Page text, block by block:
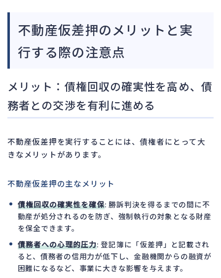
不動産仮差押のメリットと実
行する際の注意点
メリット：債権回収の確実性を高め、債
務者との交渉を有利に進める
不動産仮差押を実行することには、債権者にとって大
きなメリットがあります。
不動産仮差押の主なメリット
債権回収の確実性を確保: 勝訴判決を得るまでの間に不
動産が処分されるのを防ぎ、強制執行の対象となる財産
を保全できます。
債務者への心理的圧力: 登記簿に「仮差押」と記載され
ると、債務者の信用力が低下し、金融機関からの融資が
困難になるなど、事業に大きな影響を与えます。